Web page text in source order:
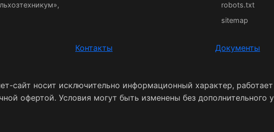
robots.txt
sitemap
Контакты Документы
сайт носит исключительно информационный характер,
офертой. Условия могут быть изменены без дополнительного